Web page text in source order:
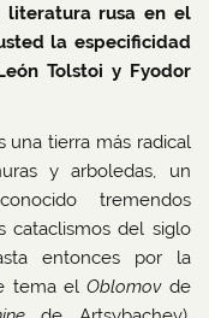
rusa en el
la especificidad
Tolstoi y Fyodor
una tierra más radical
y arboledas, un
tremendos
cataclismos del siglo
entonces por la
tema elOblomovde